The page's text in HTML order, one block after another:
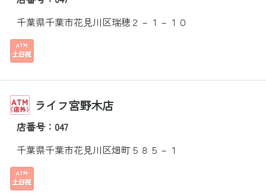
千葉県千葉市花見川区瑞穂２－１－１０
ライフ宮野木店
店番号：047
千葉県千葉市花見川区畑町５８５－１